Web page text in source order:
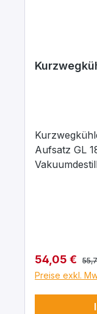
Aufsatz GL
54,05 €
Preise exkl.